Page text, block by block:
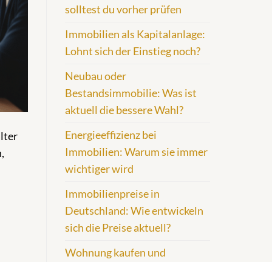
solltest du vorher prüfen
Immobilien als Kapitalanlage:
Lohnt sich der Einstieg noch?
Neubau oder
Bestandsimmobilie: Was ist
aktuell die bessere Wahl?
Energieeffizienz bei
Immobilien: Warum sie immer
wichtiger wird
Immobilienpreise in
Deutschland: Wie entwickeln
sich die Preise aktuell?
Wohnung kaufen und